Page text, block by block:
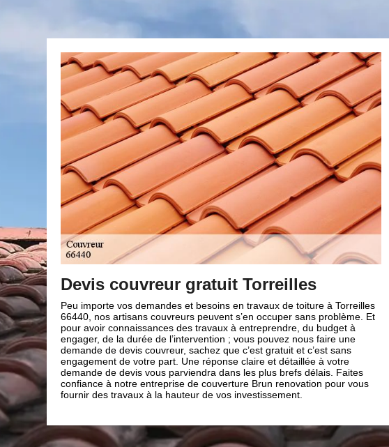
à Torreilles
problème. Et
du budget à
faire une
c’est sans
à votre
délais. Faites
pour vous
Nos diverses prestations toitures
L’entreprise de toiture Brun renovation située à Torreilles 66440 vous
propose un large choix de services en travaux de toiture pour votre
satisfaction. Ainsi, mis à part la rénovation, la construction et
de toiture, nos artisans couvreurs 66 sont également en mesure de
fournir diverses prestations, comme : le nettoyage et le
toiture, le nettoyage et la pose de gouttière, la peinture sur tuile, le
nettoyage et le ravalement de façade, la réparation toiture, l’isolation
toiture, l’étanchéité toiture. Avec ces différentes prestations, n’hésitez
donc plus à nous contacter.